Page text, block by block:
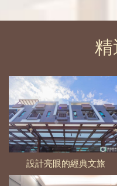
精
設計亮眼的經典文旅